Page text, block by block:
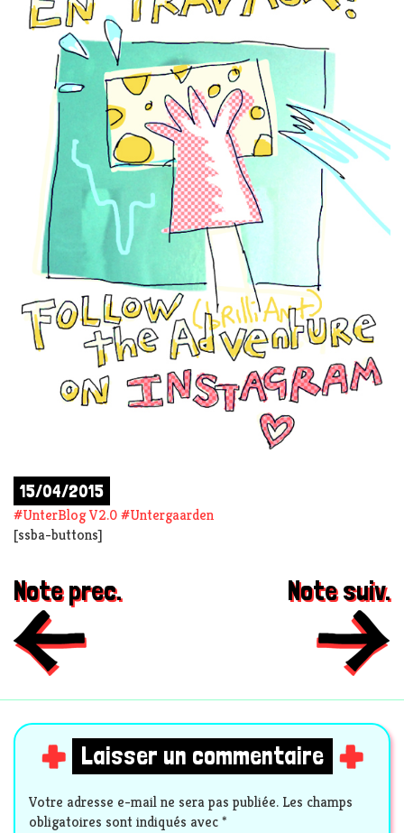
15/04/2015
#UnterBlog V2.0#Untergaarden
[ssba-buttons]
Note prec. Note suiv.
Laisser un commentaire
Votre adresse e-mail ne sera pas publiée. Les champs
obligatoires sont indiqués avec*